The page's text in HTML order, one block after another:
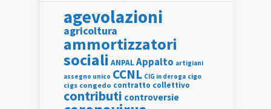
agevolazioni
agricoltura
ammortizzatori
sociali ANPALAppalto artigiani
assegno unico CCNL CIG in deroga cigo
cigs congedo contratto collettivo
contributi controversie